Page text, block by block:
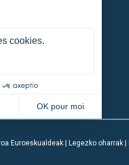
Euroeskualdeak | Legezko oharrak